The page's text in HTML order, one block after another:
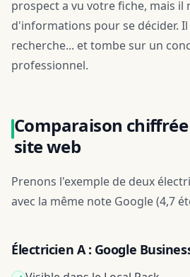
prospect a vu votre fiche, mais il
d'informations pour se décider.
recherche... et tombe sur un
professionnel.
Comparaison
site web
Prenons l'exemple de deux
avec la même note Google (4,7
Électricien A : Google